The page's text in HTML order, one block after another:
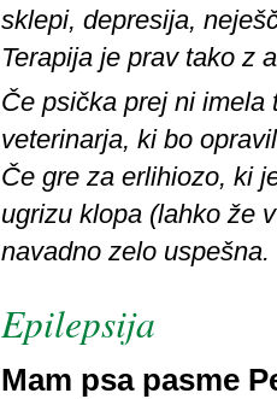
sklepi, depresija,
Terapija je prav tako z
Če psička prej ni imela
veterinarja, ki bo
Če gre za erlihiozo, ki
ugrizu klopa (lahko že
navadno zelo uspešna.
Epilepsija
Mam psa pasme